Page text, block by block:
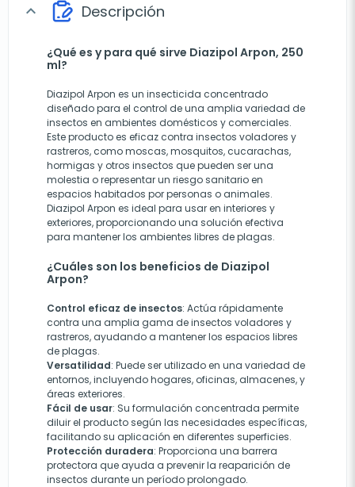
expand_more Descripción
¿Qué es y para qué sirve Diazipol Arpon, 250
ml?
Diazipol Arpon es un insecticida concentrado
diseñado para el control de una amplia variedad de
insectos en ambientes domésticos y comerciales.
Este producto es eficaz contra insectos voladores y
rastreros, como moscas, mosquitos, cucarachas,
hormigas y otros insectos que pueden ser una
molestia o representar un riesgo sanitario en
espacios habitados por personas o animales.
Diazipol Arpon es ideal para usar en interiores y
exteriores, proporcionando una solución efectiva
para mantener los ambientes libres de plagas.
¿Cuáles son los beneficios de Diazipol
Arpon?
Control eficaz de insectos: Actúa rápidamente
contra una amplia gama de insectos voladores y
rastreros, ayudando a mantener los espacios libres
de plagas.
Versatilidad: Puede ser utilizado en una variedad de
entornos, incluyendo hogares, oficinas, almacenes, y
áreas exteriores.
Fácil de usar: Su formulación concentrada permite
diluir el producto según las necesidades específicas,
facilitando su aplicación en diferentes superficies.
Protección duradera: Proporciona una barrera
protectora que ayuda a prevenir la reaparición de
insectos durante un período prolongado.